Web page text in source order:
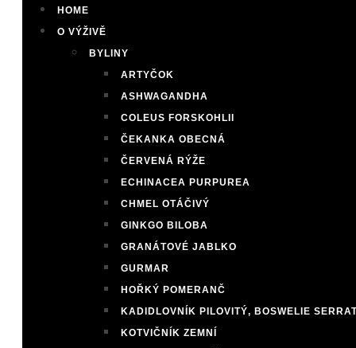
HOME
O VÝŽIVĚ
BYLINY
ARTYČOK
ASHWAGANDHA
COLEUS FORSKOHLII
ČEKANKA OBECNÁ
ČERVENÁ RÝŽE
ECHINACEA PURPUREA
CHMEL OTÁČIVÝ
GINKGO BILOBA
GRANÁTOVÉ JABLKO
GURMAR
HOŘKÝ POMERANČ
KADIDLOVNÍK PILOVITÝ, BOSWELIE
KOTVIČNÍK ZEMNÍ